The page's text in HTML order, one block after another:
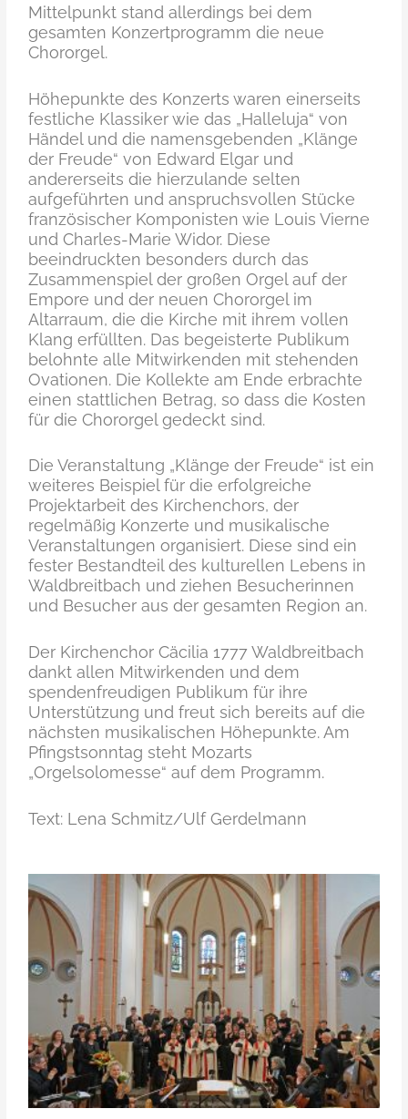
Mittelpunkt stand allerdings bei dem
gesamten Konzertprogramm die neue
Chororgel.
Höhepunkte des Konzerts waren einerseits
festliche Klassiker wie das „Halleluja“ von
Händel und die namensgebenden „Klänge
der Freude“ von Edward Elgar und
andererseits die hierzulande selten
aufgeführten und anspruchsvollen Stücke
französischer Komponisten wie Louis Vierne
und Charles-Marie Widor. Diese
beeindruckten besonders durch das
Zusammenspiel der großen Orgel auf der
Empore und der neuen Chororgel im
Altarraum, die die Kirche mit ihrem vollen
Klang erfüllten. Das begeisterte Publikum
belohnte alle Mitwirkenden mit stehenden
Ovationen. Die Kollekte am Ende erbrachte
einen stattlichen Betrag, so dass die Kosten
für die Chororgel gedeckt sind.
Die Veranstaltung „Klänge der Freude“ ist ein
weiteres Beispiel für die erfolgreiche
Projektarbeit des Kirchenchors, der
regelmäßig Konzerte und musikalische
Veranstaltungen organisiert. Diese sind ein
fester Bestandteil des kulturellen Lebens in
Waldbreitbach und ziehen Besucherinnen
und Besucher aus der gesamten Region an.
Der Kirchenchor Cäcilia 1777 Waldbreitbach
dankt allen Mitwirkenden und dem
spendenfreudigen Publikum für ihre
Unterstützung und freut sich bereits auf die
nächsten musikalischen Höhepunkte. Am
Pfingstsonntag steht Mozarts
„Orgelsolomesse“ auf dem Programm.
Text: Lena Schmitz/Ulf Gerdelmann